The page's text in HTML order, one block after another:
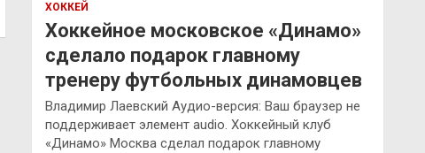
ХОККЕЙ
Хоккейное московское «Динамо»
сделало подарок главному
тренеру футбольных динамовцев
Владимир Лаевский Аудио-версия: Ваш браузер не
поддерживает элемент audio. Хоккейный клуб
«Динамо» Москва сделал подарок главному